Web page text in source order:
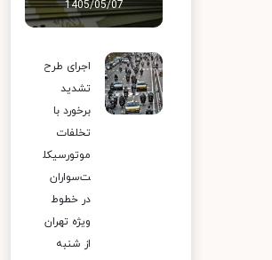
1405/05/07
اجرای طرح
تشدید
برخورد با
تخلفات
موتورسیکل
ت‌سواران
در خطوط
ویژه تهران
از شنبه